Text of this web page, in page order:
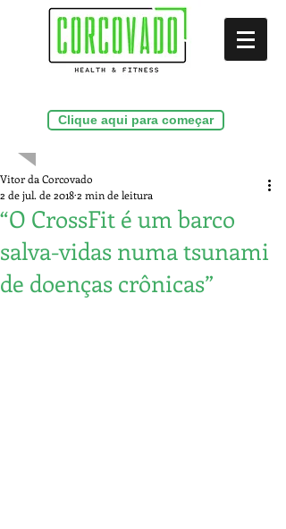
Clique aqui para começar
“O CrossFit é um barco
salva-vidas numa tsunami
de doenças crônicas”
Vitor da Corcovado
2 de jul. de 20182 min de leitura